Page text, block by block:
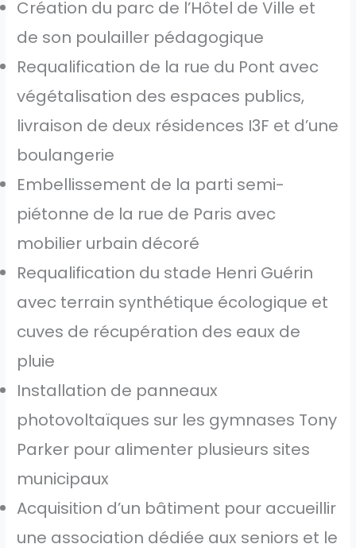
Création du parc de l’Hôtel de Ville et
de son poulailler pédagogique
Requalification de la rue du Pont avec
végétalisation des espaces publics,
livraison de deux résidences I3F et d’une
boulangerie
Embellissement de la parti semi-
piétonne de la rue de Paris avec
mobilier urbain décoré
Requalification du stade Henri Guérin
avec terrain synthétique écologique et
cuves de récupération des eaux de
pluie
Installation de panneaux
photovoltaïques sur les gymnases Tony
Parker pour alimenter plusieurs sites
municipaux
Acquisition d’un bâtiment pour accueillir
une association dédiée aux seniors et le